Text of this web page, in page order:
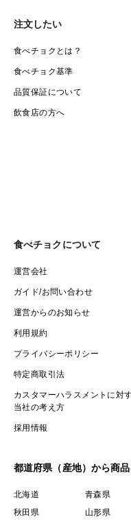
注文したい
食べチョクとは？
食べチョク基準
品質保証について
飲食店の方へ
食べチョクについて
運営会社
ガイド/お問い合わせ
運営からのお知らせ
利用規約
プライバシーポリシー
特定商取引法
カスタマーハラスメントに対
当社の考え方
採用情報
都道府県（産地）から商
北海道 青森県
秋田県
山形県